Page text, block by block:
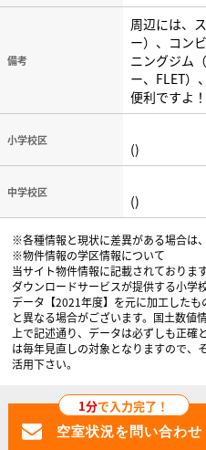
備考
周辺には、
ー）、コン
ニングジム
ー、FLET）
便利ですよ！
小学校区 ()
中学校区 ()
※各種情報と現状に差異がある場合は
※物件情報の学区情報について
当サイト物件情報に記載されておりま
ダウンロードサービスが提供する小学
データ【2021年度】を元に加工した
と異なる場合がございます。国土数値
上で記述通り、データは必ずしも正
は毎年見直しの対象となりますので、
活用下さい。
1分で入力完了！